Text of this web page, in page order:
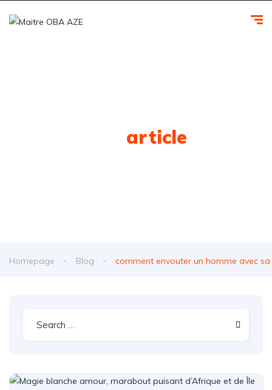
article
Homepage Blog comment envouter un homme avec